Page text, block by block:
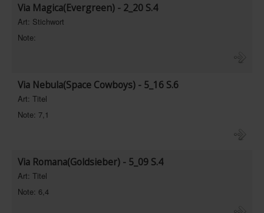
Via Magica(Evergreen) - 2_20 S.4
Art: Stichwort
Note:
Via Nebula(Space Cowboys) - 5_16 S.6
Art: Titel
Note: 7,1
Via Romana(Goldsieber) - 5_09 S.4
Art: Titel
Note: 6,4